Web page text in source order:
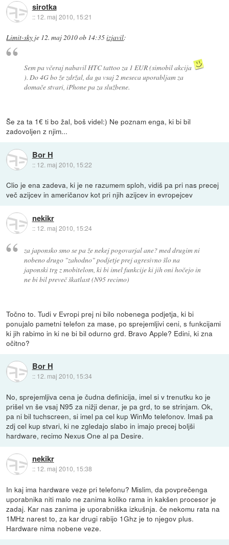
sirotka
:: 12. maj 2010, 15:21
Limit-sky je 12. maj 2010 ob 14:35izjavil:
Sem pa včeraj nabavil HTC tattoo za 1 EUR (simobil akcija
). Do 4G bo že zdržal, da ga vsaj 2 meseca uporabljam za
domače stvari, iPhone pa za službene.
Še za ta 1€ ti bo žal, boš videl:) Ne poznam enga, ki bi bil
zadovoljen z njim...
Bor H
:: 12. maj 2010, 15:22
Clio je ena zadeva, ki je ne razumem sploh, vidiš pa pri nas precej
več azijcev in američanov kot pri njih azijcev in evropejcev
nekikr
:: 12. maj 2010, 15:24
za japonsko smo se pa že nekej pogovarjal ane? med drugim ni
nobeno drugo "zahodno" podjetje prej agresivno šlo na
japonski trg z mobitelom, ki bi imel funkcije ki jih oni hočejo in
ne bi bil preveč škatlast (N95 recimo)
Točno to. Tudi v Evropi prej ni bilo nobenega podjetja, ki bi
ponujalo pametni telefon za mase, po sprejemljivi ceni, s funkcijami
ki jih rabimo in ki ne bi bil odurno grd. Bravo Apple? Edini, ki zna
očitno?
Bor H
:: 12. maj 2010, 15:34
No, sprejemljiva cena je čudna definicija, imel si v trenutku ko je
prišel vn še vsaj N95 za nižji denar, je pa grd, to se strinjam. Ok,
pa ni bil tuchscreen, si imel pa cel kup WinMo telefonov. Imaš pa
zdj cel kup stvari, ki ne zgledajo slabo in imajo precej boljši
hardware, recimo Nexus One al pa Desire.
nekikr
:: 12. maj 2010, 15:38
In kaj ima hardware veze pri telefonu? Mislim, da povprečenga
uporabnika niti malo ne zanima koliko rama in kakšen procesor je
zadaj. Kar nas zanima je uporabniška izkušnja. če nekomu rata na
1MHz narest to, za kar drugi rabijo 1Ghz je to njegov plus.
Hardware nima nobene veze.